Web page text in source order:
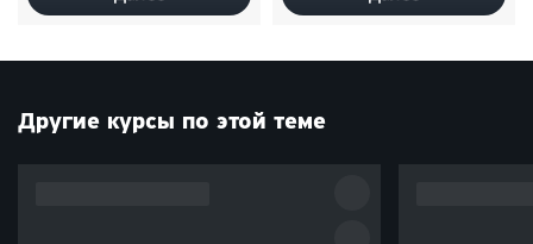
Другие курсы по этой теме